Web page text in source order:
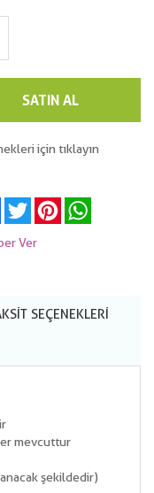
SATIN AL
için tıklayın
Facebook
Twitter Pinterest
Ver
SEÇENEKLERI
mevcuttur
şekildedir)